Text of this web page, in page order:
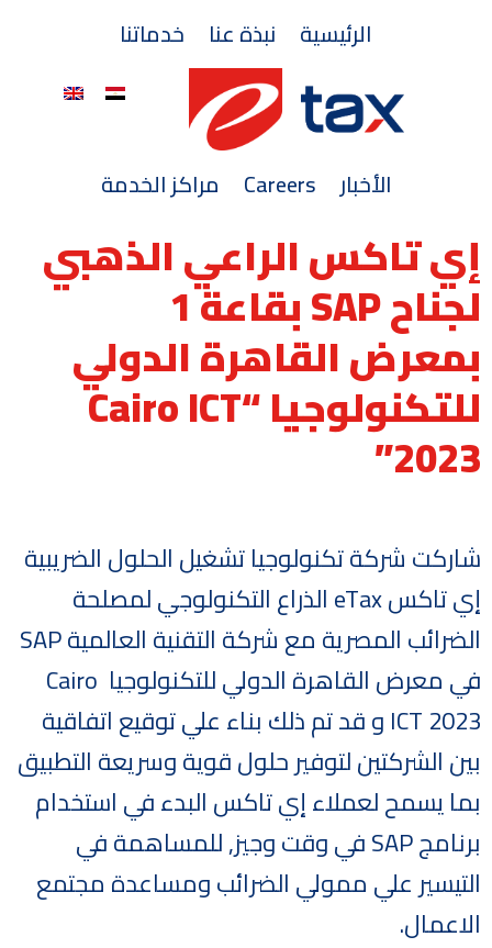
الرئيسية نبذة عنا خدماتنا
الأخبار Careers مراكز الخدمة
إي تاكس الراعي الذهبي
لجناح SAP بقاعة 1
بمعرض القاهرة الدولي
للتكنولوجيا “Cairo ICT
2023”
شاركت شركة تكنولوجيا تشغيل الحلول الضريبية
إي تاكس eTax الذراع التكنولوجي لمصلحة
الضرائب المصرية مع شركة التقنية العالمية SAP
في معرض القاهرة الدولي للتكنولوجيا Cairo
ICT 2023 و قد تم ذلك بناء علي توقيع اتفاقية
بين الشركتين لتوفير حلول قوية وسريعة التطبيق
بما يسمح لعملاء إي تاكس البدء في استخدام
برنامج SAP في وقت وجيز, للمساهمة في
التيسير علي ممولي الضرائب ومساعدة مجتمع
الاعمال.